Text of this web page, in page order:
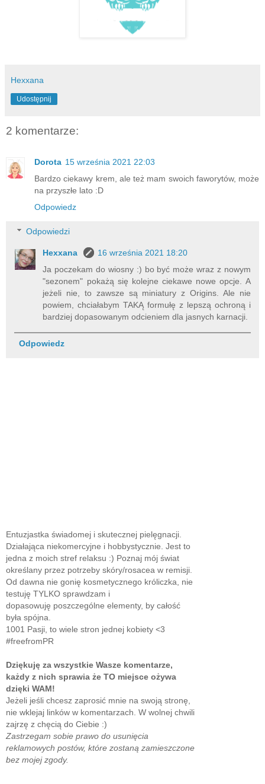
Hexxana
Udostępnij
2 komentarze:
Dorota 15 września 2021 22:03
Bardzo ciekawy krem, ale też mam swoich faworytów, może
na przyszłe lato :D
Odpowiedz
Odpowiedzi
Hexxana
16 września 2021 18:20
Ja poczekam do wiosny :) bo być może wraz z nowym
"sezonem" pokażą się kolejne ciekawe nowe opcje. A
jeżeli nie, to zawsze są miniatury z Origins. Ale nie
powiem, chciałabym TAKĄ formułę z lepszą ochroną i
bardziej dopasowanym odcieniem dla jasnych karnacji.
Odpowiedz
Entuzjastka świadomej i skutecznej pielęgnacji.
Działająca niekomercyjne i hobbystycznie. Jest to
jedna z moich stref relaksu :) Poznaj mój świat
określany przez potrzeby skóry/rosacea w remisji.
Od dawna nie gonię kosmetycznego króliczka, nie
testuję TYLKO sprawdzam i
dopasowuję poszczególne elementy, by całość
była spójna.
1001 Pasji, to wiele stron jednej kobiety <3
#freefromPR
Dziękuję za wszystkie Wasze komentarze,
każdy z nich sprawia że TO miejsce ożywa
dzięki WAM!
Jeżeli jeśli chcesz zaprosić mnie na swoją stronę,
nie wklejaj linków w komentarzach. W wolnej chwili
zajrzę z chęcią do Ciebie :)
Zastrzegam sobie prawo do usunięcia
reklamowych postów, które zostaną zamieszczone
bez mojej zgody.